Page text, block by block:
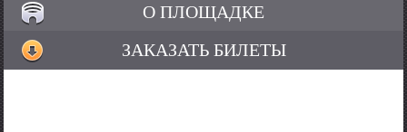
О ПЛОЩАДКЕ
ЗАКАЗАТЬ БИЛЕТЫ